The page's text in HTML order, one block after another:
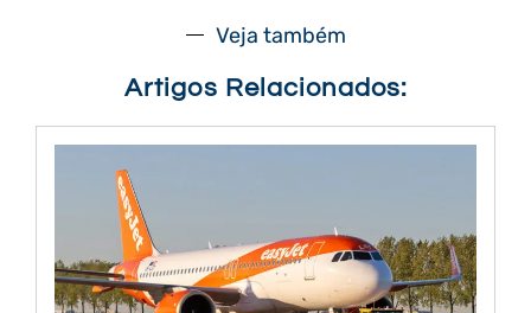
Veja também
Artigos Relacionados: